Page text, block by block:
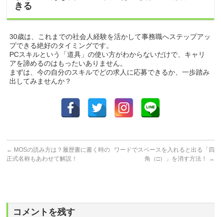
きる
30歳は、これまでの社会人経験を活かして事務職へステップアッ
プできる絶好のタイミングです。
PCスキルという「道具」の使い方がわからないだけで、キャリ
アを諦めるのはもったいありません。
まずは、今の自分のスキルでどの求人に応募できるか、一歩踏み
出してみませんか？
← MOSの読み方は？履歴書に書く時の
正式名称もあわせて解説！
ワードでスペースを入れると出る「四
角（□）」を消す方法！
→
コメントを残す